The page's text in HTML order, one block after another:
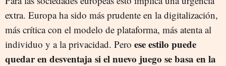
extra. Europa ha sido más prudente en la digitalización,
más crítica con el modelo de plataforma, más atenta al
individuo y a la privacidad. Pero ese estilo puede
quedar en desventaja si el nuevo juego se basa en la